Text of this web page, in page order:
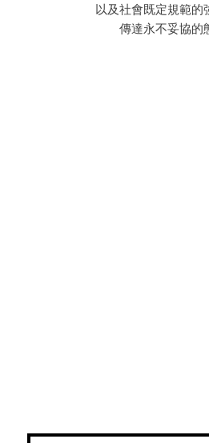
以及社會既定規範的
傳達永不妥協的